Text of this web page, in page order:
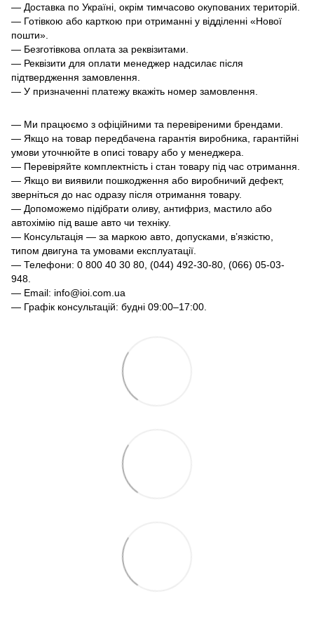
— Доставка по Україні, окрім тимчасово окупованих територій.
— Готівкою або карткою при отриманні у відділенні «Нової
пошти».
— Безготівкова оплата за реквізитами.
— Реквізити для оплати менеджер надсилає після
підтвердження замовлення.
— У призначенні платежу вкажіть номер замовлення.
— Ми працюємо з офіційними та перевіреними брендами.
— Якщо на товар передбачена гарантія виробника, гарантійні
умови уточнюйте в описі товару або у менеджера.
— Перевіряйте комплектність і стан товару під час отримання.
— Якщо ви виявили пошкодження або виробничий дефект,
зверніться до нас одразу після отримання товару.
— Допоможемо підібрати оливу, антифриз, мастило або
автохімію під ваше авто чи техніку.
— Консультація — за маркою авто, допусками, в’язкістю,
типом двигуна та умовами експлуатації.
— Телефони: 0 800 40 30 80, (044) 492-30-80, (066) 05-03-
948.
— Email: info@ioi.com.ua
— Графік консультацій: будні 09:00–17:00.